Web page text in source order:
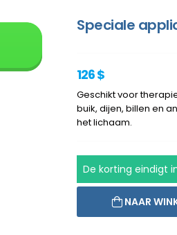
Speciale
126 $
Geschikt voor
buik, dijen, billen en
het lichaam.
De korting eindigt
NAAR